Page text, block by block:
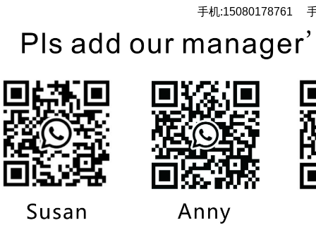
手机:15080178761